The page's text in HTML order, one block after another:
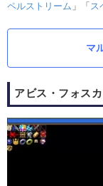
ペルストリーム 」「 ス
マ
アビス・フォス